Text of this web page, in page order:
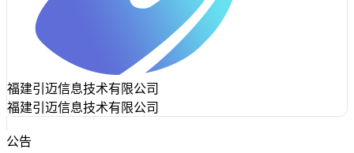
福建引迈信息技术有限公司
福建引迈信息技术有限公司
公告